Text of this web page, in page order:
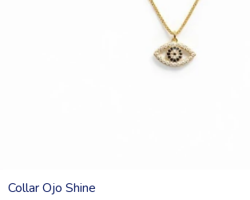
Collar Ojo Shine